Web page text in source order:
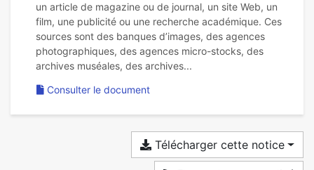
un article de magazine ou de journal, un site Web, un
film, une publicité ou une recherche académique. Ces
sources sont des banques d’images, des agences
photographiques, des agences micro-stocks, des
Consulter le document
Télécharger cette notice